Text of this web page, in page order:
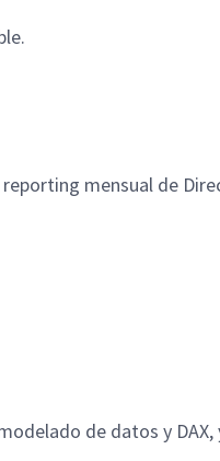
mensual de
de datos y